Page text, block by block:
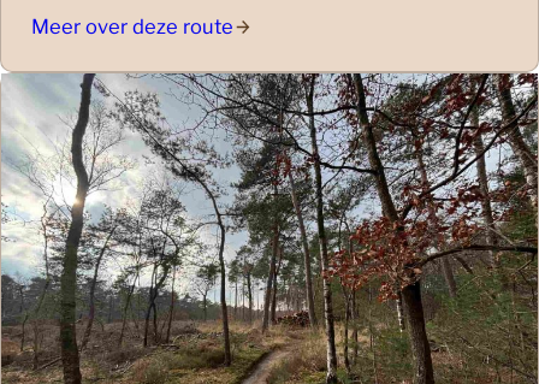
Meer over deze route